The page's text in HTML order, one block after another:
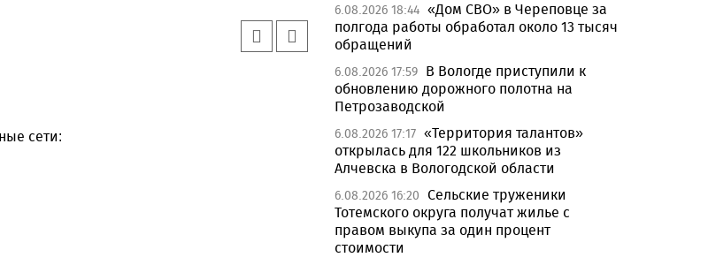
сети:
6.08.2026 18:44 «Дом СВО» в Череповце за
полгода работы обработал около 13 тысяч
обращений
6.08.2026 17:59 В Вологде приступили к
обновлению дорожного полотна на
Петрозаводской
6.08.2026 17:17 «Территория талантов»
открылась для 122 школьников из
Алчевска в Вологодской области
6.08.2026 16:20 Сельские труженики
Тотемского округа получат жилье с
правом выкупа за один процент
стоимости